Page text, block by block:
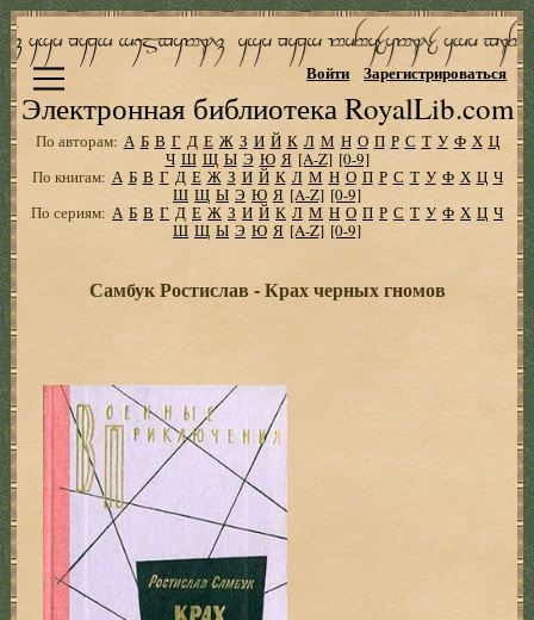
Электронная библиотека RoyalLib.com
Войти Зарегистрироваться
По авторам: А Б В Г Д Е Ж З И Й К Л М Н О П Р С Т У Ф Х Ц
Ч Ш Щ Ы Э Ю Я [A-Z] [0-9]
По книгам: А Б В Г Д Е Ж З И Й К Л М Н О П Р С Т У Ф Х Ц Ч
Ш Щ Ы Э Ю Я [A-Z] [0-9]
По сериям: А Б В Г Д Е Ж З И Й К Л М Н О П Р С Т У Ф Х Ц Ч
Ш Щ Ы Э Ю Я [A-Z] [0-9]
Самбук Ростислав - Крах черных гномов